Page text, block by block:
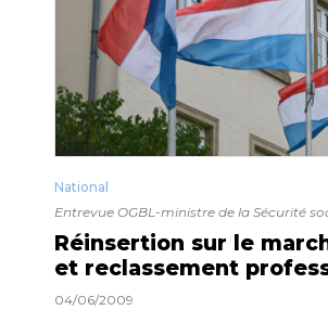
National
Entrevue OGBL-ministre de la Sécurité
Réinsertion sur le
et reclassement
04/06/2009